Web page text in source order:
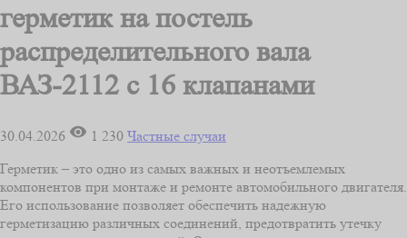
герметик на постель
распределительного вала
ВАЗ-2112 с 16 клапанами
30.04.2026 1 230 Частные случаи
Герметик – это одно из самых важных и неотъемлемых
компонентов при монтаже и ремонте автомобильного двигателя.
Его использование позволяет обеспечить надежную
герметизацию различных соединений, предотвратить утечку